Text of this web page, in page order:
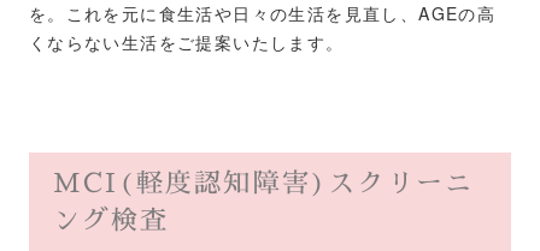
を。これを元に食生活や日々の生活を見直し、AGEの高
くならない生活をご提案いたします。
MCI(軽度認知障害)スクリーニ
ング検査